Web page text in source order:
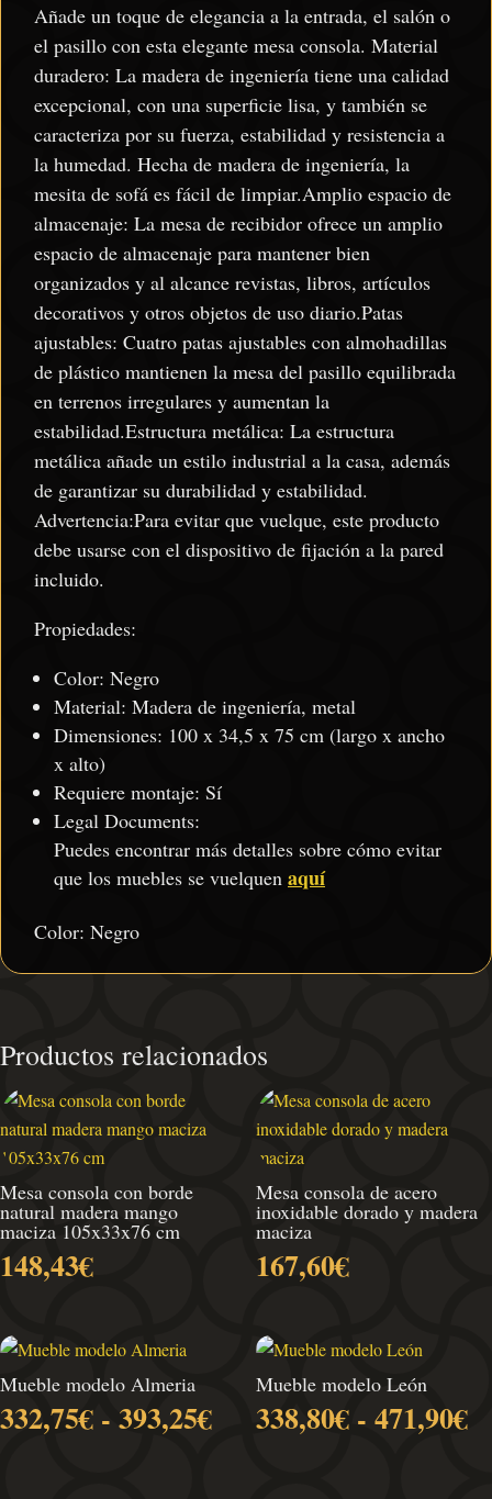
Añade un toque de elegancia a la entrada, el salón o
el pasillo con esta elegante mesa consola. Material
duradero: La madera de ingeniería tiene una calidad
excepcional, con una superficie lisa, y también se
caracteriza por su fuerza, estabilidad y resistencia a
la humedad. Hecha de madera de ingeniería, la
mesita de sofá es fácil de limpiar.Amplio espacio de
almacenaje: La mesa de recibidor ofrece un amplio
espacio de almacenaje para mantener bien
organizados y al alcance revistas, libros, artículos
decorativos y otros objetos de uso diario.Patas
ajustables: Cuatro patas ajustables con almohadillas
de plástico mantienen la mesa del pasillo equilibrada
en terrenos irregulares y aumentan la
estabilidad.Estructura metálica: La estructura
metálica añade un estilo industrial a la casa, además
de garantizar su durabilidad y estabilidad.
Advertencia:Para evitar que vuelque, este producto
debe usarse con el dispositivo de fijación a la pared
incluido.
Propiedades:
Color: Negro
Material: Madera de ingeniería, metal
Dimensiones: 100 x 34,5 x 75 cm (largo x ancho
x alto)
Requiere montaje: Sí
Legal Documents:
Puedes encontrar más detalles sobre cómo evitar
que los muebles se vuelquen aquí
Color: Negro
Productos relacionados
Mesa consola con borde
natural madera mango
maciza 105x33x76 cm
148,43€
Mesa consola de acero
inoxidable dorado y madera
maciza
167,60€
Mueble modelo Almeria
332,75€ - 393,25€Rango
Mueble modelo León
338,80€ - 471,90€